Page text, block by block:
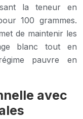
la teneur en
100 grammes.
de maintenir les
blanc tout en
pauvre en
avec